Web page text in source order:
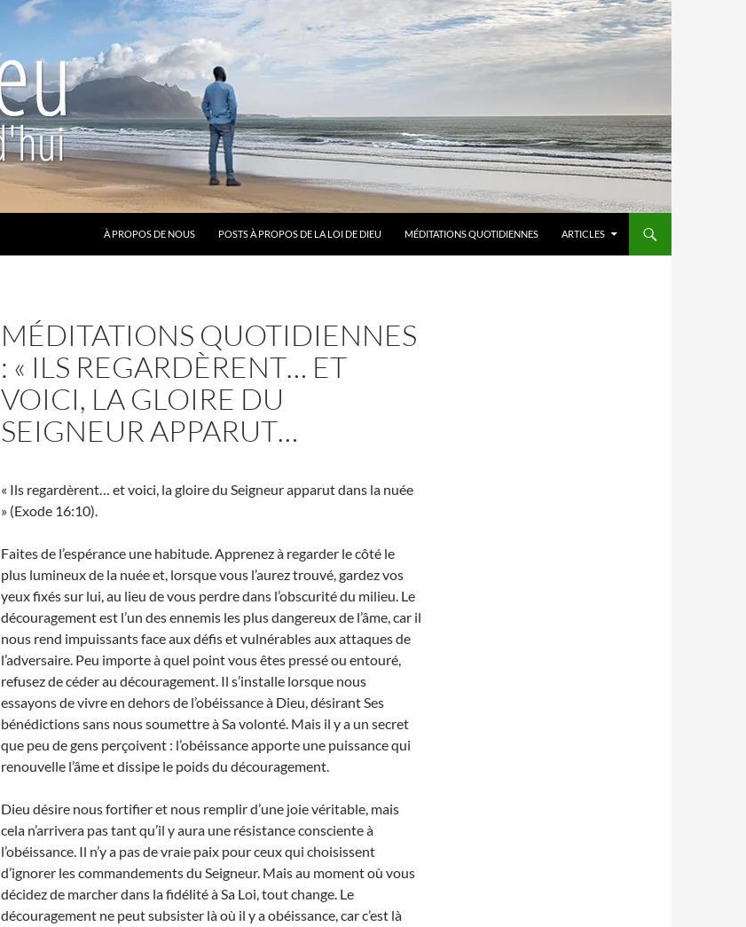
À PROPOS DE NOUS
POSTS À PROPOS DE LA LOI DE DIEU MÉDITATIONS QUOTIDIENNES ARTICLES
MÉDITATIONS QUOTIDIENNES
: « ILS REGARDÈRENT… ET
VOICI, LA GLOIRE DU
SEIGNEUR APPARUT…
« Ils regardèrent… et voici, la gloire du Seigneur apparut dans la nuée
» (Exode 16:10).
Faites de l’espérance une habitude. Apprenez à regarder le côté le
plus lumineux de la nuée et, lorsque vous l’aurez trouvé, gardez vos
yeux fixés sur lui, au lieu de vous perdre dans l’obscurité du milieu. Le
découragement est l’un des ennemis les plus dangereux de l’âme, car il
nous rend impuissants face aux défis et vulnérables aux attaques de
l’adversaire. Peu importe à quel point vous êtes pressé ou entouré,
refusez de céder au découragement. Il s’installe lorsque nous
essayons de vivre en dehors de l’obéissance à Dieu, désirant Ses
bénédictions sans nous soumettre à Sa volonté. Mais il y a un secret
que peu de gens perçoivent : l’obéissance apporte une puissance qui
renouvelle l’âme et dissipe le poids du découragement.
Dieu désire nous fortifier et nous remplir d’une joie véritable, mais
cela n’arrivera pas tant qu’il y aura une résistance consciente à
l’obéissance. Il n’y a pas de vraie paix pour ceux qui choisissent
d’ignorer les commandements du Seigneur. Mais au moment où vous
décidez de marcher dans la fidélité à Sa Loi, tout change. Le
découragement ne peut subsister là où il y a obéissance, car c’est là